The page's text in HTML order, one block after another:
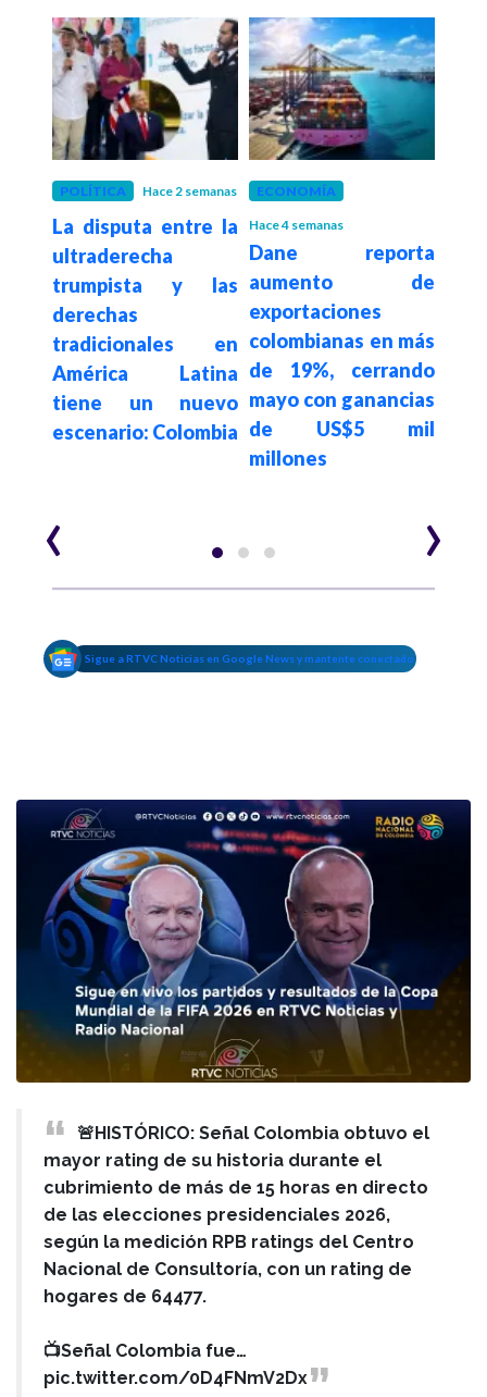
POLÍTICA Hace 2 semanas
La disputa entre la
ultraderecha
trumpista y las
derechas
tradicionales en
América Latina
tiene un nuevo
escenario: Colombia
ECONOMÍA
Hace 4 semanas
Dane reporta
aumento de
exportaciones
colombianas en más
de 19%, cerrando
mayo con ganancias
de US$5 mil
millones
‹ ›
Sigue a RTVC Noticias en Google News y mantente conectado
🚨HISTÓRICO: Señal Colombia obtuvo el
mayor rating de su historia durante el
cubrimiento de más de 15 horas en directo
de las elecciones presidenciales 2026,
según la medición RPB ratings del Centro
Nacional de Consultoría, con un rating de
hogares de 64477.
📺Señal Colombia fue…
pic.twitter.com/0D4FNmV2Dx